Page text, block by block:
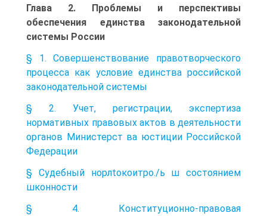
Глава 2. Проблемы и перспективы
обеспечения единства законодательной
системы России
§ 1. Совершенствование правотворческого
процесса как условие единства российской
законодательной системы
§ 2. Учет, регистрации, экспертиза
нормативных правовых актов в деятельности
органов Министерст ва юстиции Российской
Федерации
§ Судебный норлtокоитро./ь ш состоянием
шконности
§ 4. Конституционно-правовая